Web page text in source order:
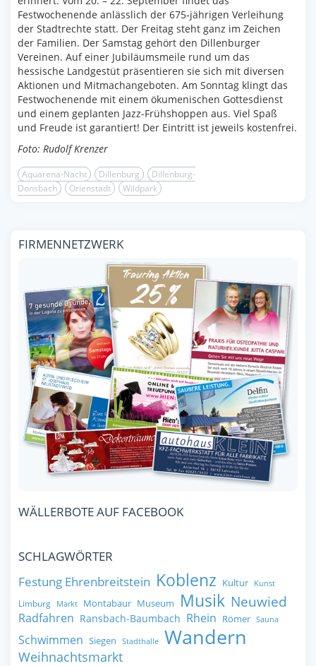
Festwochenende anlässlich der 675-jährigen Verleihung
der Stadtrechte statt. Der Freitag steht ganz im Zeichen
der Familien. Der Samstag gehört den Dillenburger
Vereinen. Auf einer Jubiläumsmeile rund um das
hessische Landgestüt präsentieren sie sich mit diversen
Aktionen und Mitmachangeboten. Am Sonntag klingt das
Festwochenende mit einem ökumenischen Gottesdienst
und einem geplanten Jazz-Frühshoppen aus. Viel Spaß
und Freude ist garantiert! Der Eintritt ist jeweils kostenfrei.
Foto: Rudolf Krenzer
Aquarena-Nacht Dillenburg
Dillenburg-
Donsbach
Orienstadt Wildpark
FIRMENNETZWERK
WÄLLERBOTE AUF FACEBOOK
SCHLAGWÖRTER
Festung Ehrenbreitstein Koblenz Kultur Kunst
Limburg Markt Montabaur Museum Musik Neuwied
Radfahren Ransbach-Baumbach Rhein Römer Sauna
Schwimmen Siegen Stadthalle Wandern
Weihnachtsmarkt